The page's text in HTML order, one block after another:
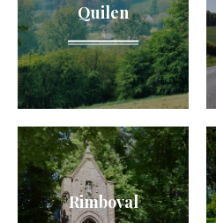
Quilen
Rimboval